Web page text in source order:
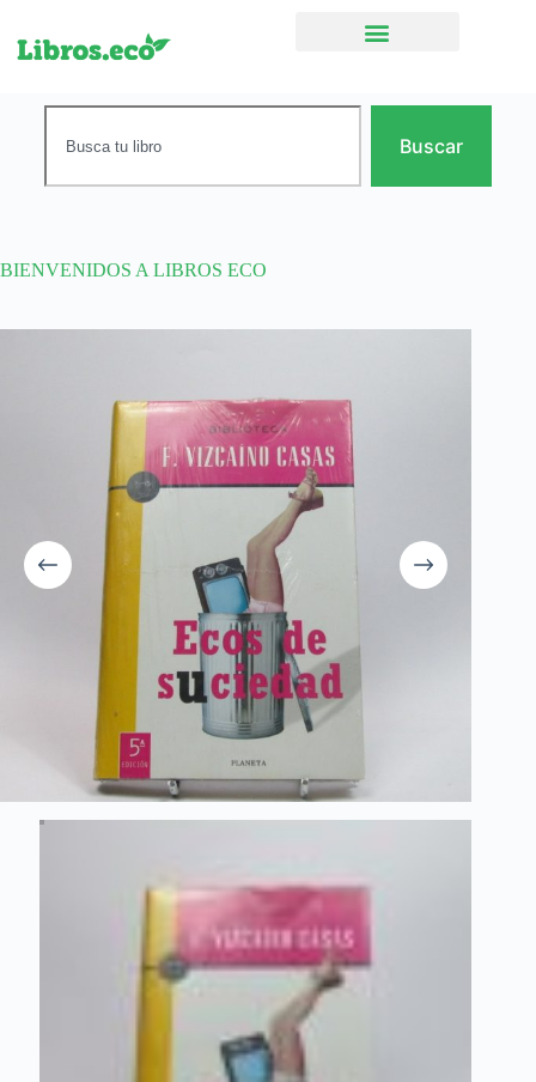
Buscar
BIENVENIDOS A LIBROS ECO